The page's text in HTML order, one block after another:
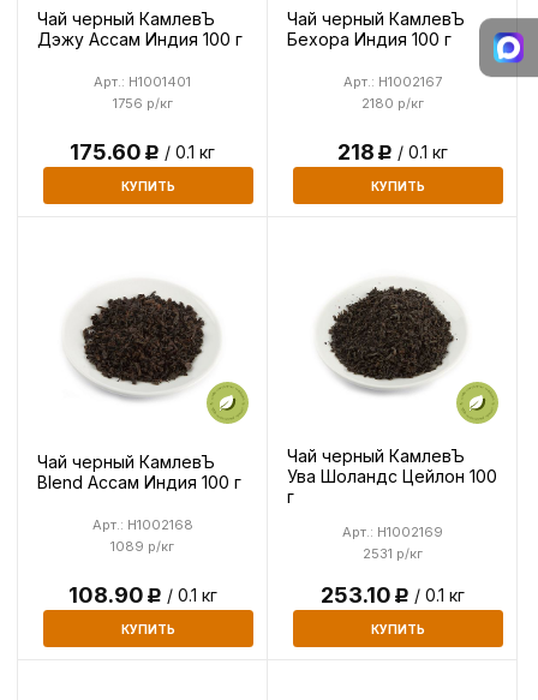
Чай черный КамлевЪ
Дэжу Ассам Индия 100 г
1756 р/кг
Арт.: H1001401
175.60Р / 0.1 кг
КУПИТЬ
Чай черный КамлевЪ
Бехора Индия 100 г
2180 р/кг
Арт.: H1002167
218Р / 0.1 кг
КУПИТЬ
Чай черный КамлевЪ
Blend Ассам Индия 100 г
1089 р/кг
Арт.: H1002168
108.90Р / 0.1 кг
КУПИТЬ
Чай черный КамлевЪ
Ува Шоландс Цейлон 100
г
2531 р/кг
Арт.: H1002169
253.10Р / 0.1 кг
КУПИТЬ